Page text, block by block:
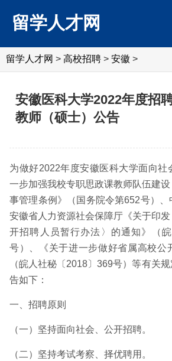
留学人才网
留学人才网 > 高校招聘 > 安徽 >
安徽医科大学2022年度招
教师（硕士）公告
为做好2022年度安徽医科大学面向社
一步加强我校专职思政课教师队伍建
事管理条例》（国务院令第652号）
安徽省人力资源社会保障厅《关于印
开招聘人员暂行办法〉的通知》（
号）、《关于进一步做好省属高校公
（皖人社秘〔2018〕369号）等有关
告如下：
一、招聘原则
（一）坚持面向社会、公开招聘。
（二）坚持考试考察、择优聘用。